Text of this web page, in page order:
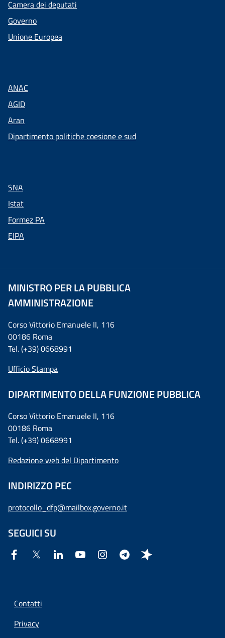
Camera dei deputati
Governo
Unione Europea
ANAC
AGID
Aran
Dipartimento politiche coesione e sud
SNA
Istat
Formez PA
EIPA
MINISTRO PER LA PUBBLICA
AMMINISTRAZIONE
Corso Vittorio Emanuele II, 116
00186 Roma
Tel. (+39) 0668991
Ufficio Stampa
DIPARTIMENTO DELLA FUNZIONE PUBBLICA
Corso Vittorio Emanuele II, 116
00186 Roma
Tel. (+39) 0668991
Redazione web del Dipartimento
INDIRIZZO PEC
protocollo_dfp@mailbox.governo.it
SEGUICI SU
Contatti
Privacy